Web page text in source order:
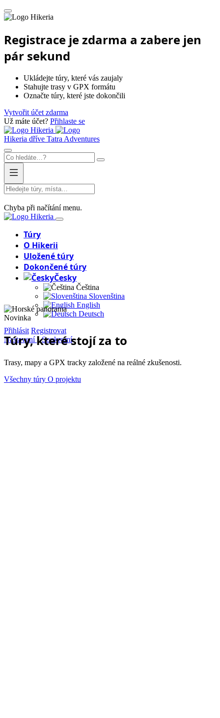
Hikeria
Registrace je zdarma a zabere jen
pár sekund
Ukládejte túry, které vás zaujaly
Stahujte trasy v GPX formátu
Označte túry, které jste dokončili
Vytvořit účet zdarma
Už máte účet? Přihlaste se
Hikeria
Hikeria dříve Tatra Adventures
Chyba při načítání menu.
Hikeria
Túry
O Hikerii
Uložené túry
Dokončené túry
Česky
Čeština
Slovenština
English
Deutsch
Přihlásit Registrovat
Nastavení • Soukromí
Novinka
Túry, které stojí za to
Trasy, mapy a GPX tracky založené na reálné zkušenosti.
Všechny túry O projektu